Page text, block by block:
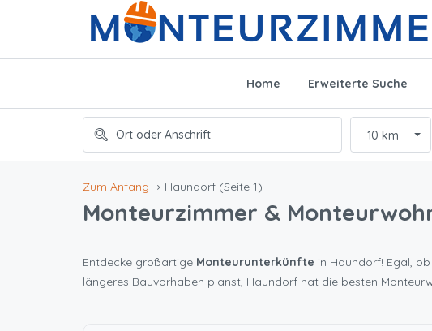
Home Erweiterte Suche
10 km
Zum Anfang Haundorf (Seite 1)
Monteurzimmer &
Entdecke großartige Monteurunterkünfte in Haundorf! Egal,
längeres Bauvorhaben planst, Haundorf hat die besten